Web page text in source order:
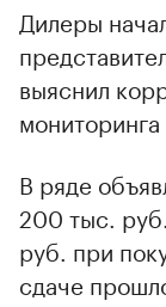
Дилеры
выяснил
В ряде
200 тыс.
руб. при
сдаче